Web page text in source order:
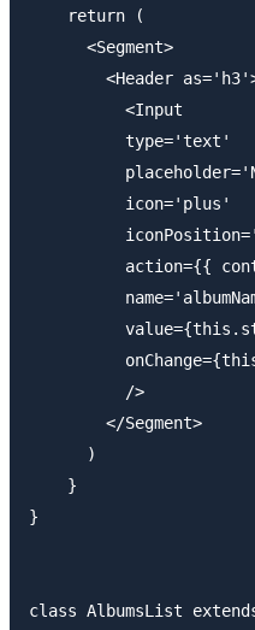
    return (
      <Segment>
<Header
          <Input
          type='text'
          icon='plus'
action={{
          />
        </Segment>
      )
    }
}
class AlbumsList